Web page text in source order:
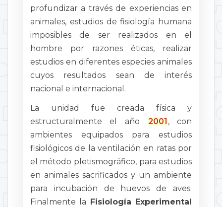
profundizar a través de experiencias en
animales, estudios de fisiología humana
imposibles de ser realizados en el
hombre por razones éticas, realizar
estudios en diferentes especies animales
cuyos resultados sean de interés
nacional e internacional.
La unidad fue creada física y
estructuralmente el año 2001 , con
ambientes equipados para estudios
fisiológicos de la ventilación en ratas por
el método pletismográfico, para estudios
en animales sacrificados y un ambiente
para incubación de huevos de aves.
Finalmente la Fisiología Experimental